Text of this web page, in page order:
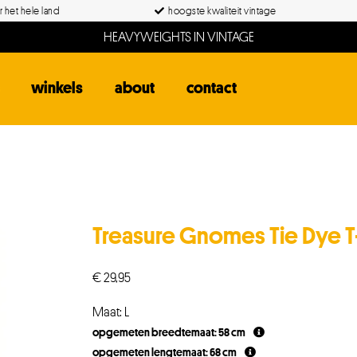
het hele land hoogste kwaliteit vintage
HEAVYWEIGHTS IN VINTAGE
winkels about contact
Treasure Gnomes Tie Dye
€29,95
Maat: L
opgemeten breedtemaat: 58 cm
opgemeten lengtemaat: 68 cm